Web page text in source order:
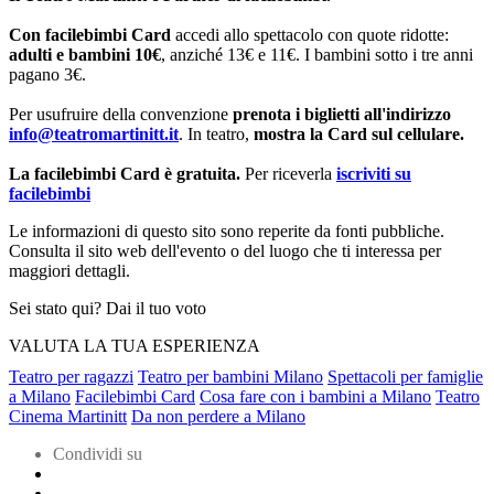
Con facilebimbi Card accedi allo spettacolo con quote ridotte:
adulti e bambini 10€, anziché 13€ e 11€. I bambini sotto i tre anni
pagano 3€.
Per usufruire della convenzione prenota i biglietti all'indirizzo
info@teatromartinitt.it. In teatro, mostra la Card sul cellulare.
La facilebimbi Card è gratuita. Per riceverla iscriviti su
facilebimbi
Le informazioni di questo sito sono reperite da fonti pubbliche.
Consulta il sito web dell'evento o del luogo che ti interessa per
maggiori dettagli.
Sei stato qui? Dai il tuo voto
VALUTA LA TUA ESPERIENZA
Teatro per ragazzi Teatro per bambini Milano Spettacoli per famiglie
a Milano Facilebimbi Card Cosa fare con i bambini a Milano Teatro
Cinema Martinitt Da non perdere a Milano
Condividi su